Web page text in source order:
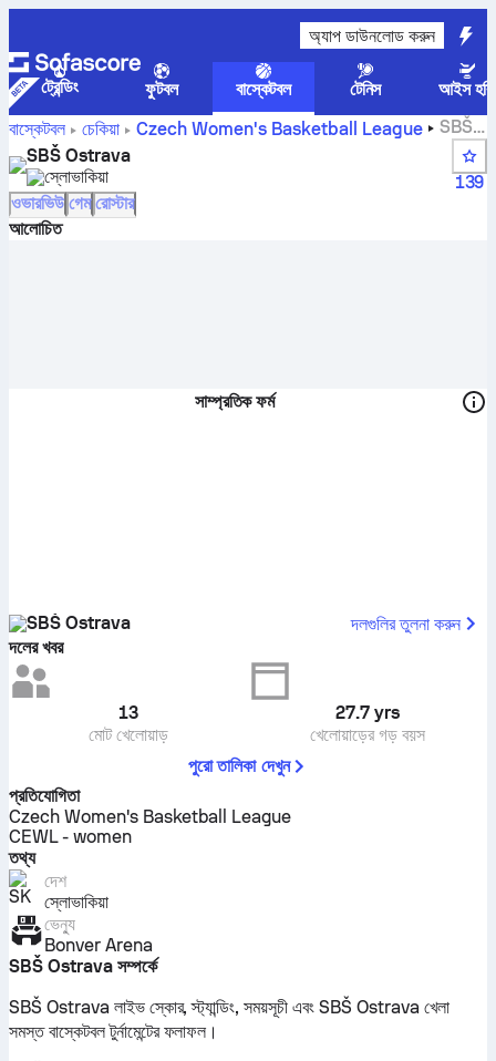
অ্যাপ ডাউনলোড করুন
ট্রেন্ডিং ফুটবল বাস্কেটবল টেনিস
আইস হকি
বাস্কেটবল
চেকিয়া Czech Women's Basketball League
SBŠ
Ostrava স্কোর, স্ট্যান্ডিং, সময়সূচী এবং খেলোয়াড়
SBŠ Ostrava
স্লোভাকিয়া
139
ওভারভিউ গেম রোস্টার
আলোচিত
সাম্প্রতিক ফর্ম
SBŠ Ostrava
দলগুলির তুলনা করুন
দলের খবর
13
মোট খেলোয়াড়
27.7 yrs
খেলোয়াড়ের গড় বয়স
পুরো তালিকা দেখুন
প্রতিযোগিতা
Czech Women's Basketball League
CEWL - women
তথ্য
দেশ
স্লোভাকিয়া
ভেন্যু
Bonver Arena
SBŠ Ostrava সম্পর্কে
SBŠ Ostrava লাইভ স্কোর, স্ট্যান্ডিং, সময়সূচী এবং SBŠ Ostrava খেলা
সমস্ত বাস্কেটবল টুর্নামেন্টের ফলাফল।